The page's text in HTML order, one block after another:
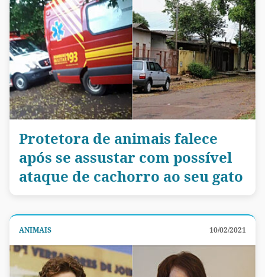
Protetora de animais falece
após se assustar com possível
ataque de cachorro ao seu gato
ANIMAIS 10/02/2021